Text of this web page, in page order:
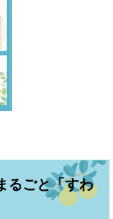
るごと「すわ